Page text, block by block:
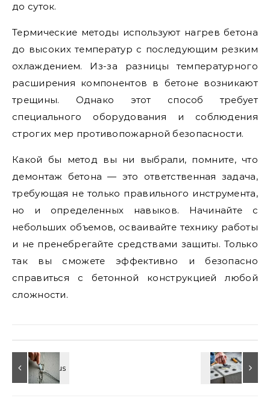
до суток.
Термические методы используют нагрев бетона
до высоких температур с последующим резким
охлаждением. Из-за разницы температурного
расширения компонентов в бетоне возникают
трещины. Однако этот способ требует
специального оборудования и соблюдения
строгих мер противопожарной безопасности.
Какой бы метод вы ни выбрали, помните, что
демонтаж бетона — это ответственная задача,
требующая не только правильного инструмента,
но и определенных навыков. Начинайте с
небольших объемов, осваивайте технику работы
и не пренебрегайте средствами защиты. Только
так вы сможете эффективно и безопасно
справиться с бетонной конструкцией любой
сложности.